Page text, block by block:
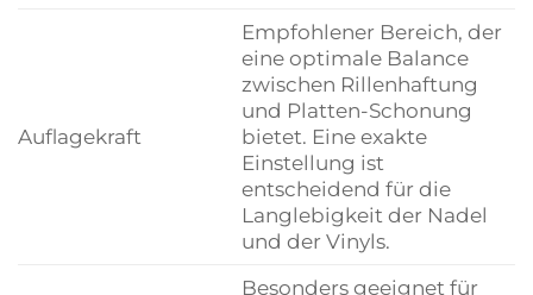
Auflagekraft
Empfohlener Bereich, der
eine optimale Balance
zwischen Rillenhaftung
und Platten-Schonung
bietet. Eine exakte
Einstellung ist
entscheidend für die
Langlebigkeit der Nadel
und der Vinyls.
Besonders geeignet für